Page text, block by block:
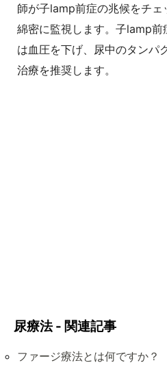
師が子lamp前症の兆候をチ
綿密に監視します。子lamp前
は血圧を下げ、尿中のタンパ
治療を推奨します。
尿療法 - 関連記事
ファージ療法とは何ですか？